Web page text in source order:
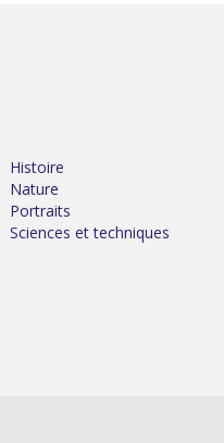
Histoire
Nature
Portraits
Sciences et techniques